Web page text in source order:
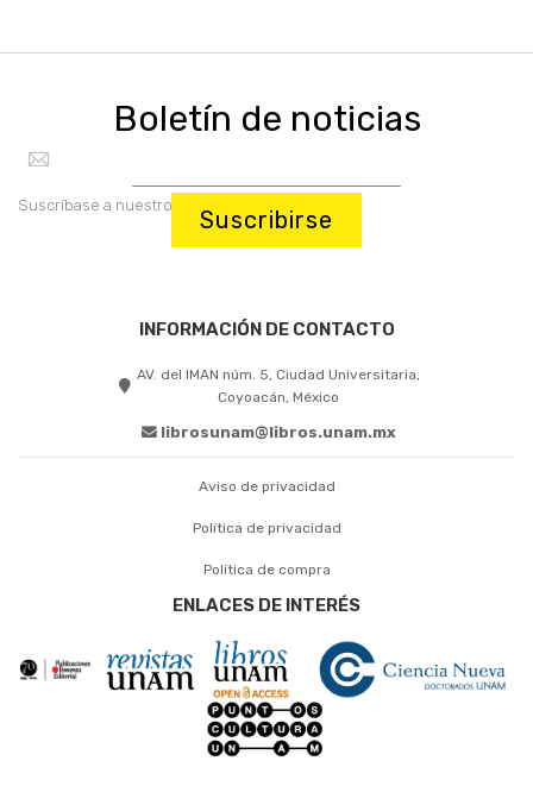
Boletín de noticias
Suscríbase a nuestro boletín:
Suscribirse
INFORMACIÓN DE CONTACTO
AV. del IMAN núm. 5, Ciudad Universitaria,
Coyoacán, México
librosunam@libros.unam.mx
Aviso de privacidad
Política de privacidad
Política de compra
ENLACES DE INTERÉS